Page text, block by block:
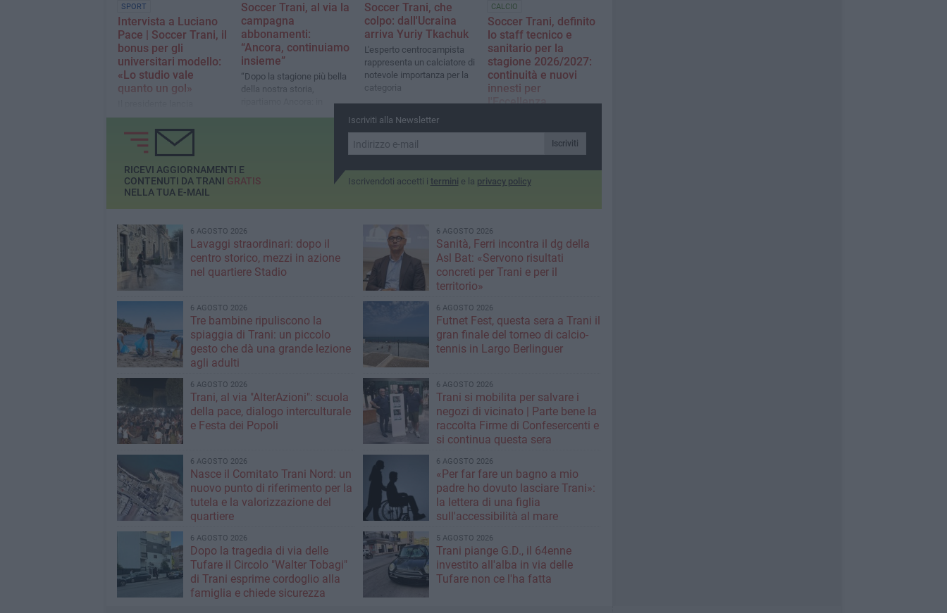
SPORT
Intervista a Luciano
Pace | Soccer Trani, il
bonus per gli
universitari modello:
«Lo studio vale
quanto un gol»
un'iniziativa interessante:
premio agli atleti che
superano gli esami
universitari con almeno 29.
«Il sogno del calcio non
deve far perdere di vista il
futuro»
Soccer Trani, al via la
campagna
abbonamenti:
“Ancora, continuiamo
insieme”
“Dopo la stagione più bella
della nostra storia,
Soccer Trani, che
colpo: dall'Ucraina
arriva Yuriy Tkachuk
L'esperto centrocampista
rappresenta un calciatore di
notevole importanza per la
categoria
CALCIO
Soccer Trani, definito
lo staff tecnico e
sanitario per la
stagione 2026/2027:
continuità e nuovi
innesti per
l'Eccellenza
Fabio Moscelli dopo la
storica doppietta
Campionato-Coppa Italia.
L'ex bomber Massimo Fumai
sarà il vice allenatore nel
Iscriviti alla Newsletter
Iscriviti
Iscrivendoti accetti i termini e la privacy policy
RICEVI AGGIORNAMENTI E
CONTENUTI DA TRANI GRATIS
NELLA TUA E-MAIL
6 AGOSTO 2026
Lavaggi straordinari: dopo il
centro storico, mezzi in azione
nel quartiere Stadio
6 AGOSTO 2026
Sanità, Ferri incontra il dg della
Asl Bat: «Servono risultati
concreti per Trani e per il
territorio»
6 AGOSTO 2026
Tre bambine ripuliscono la
spiaggia di Trani: un piccolo
gesto che dà una grande lezione
agli adulti
6 AGOSTO 2026
Futnet Fest, questa sera a Trani il
gran finale del torneo di calcio-
tennis in Largo Berlinguer
6 AGOSTO 2026
Trani, al via "AlterAzioni": scuola
della pace, dialogo interculturale
e Festa dei Popoli
6 AGOSTO 2026
Trani si mobilita per salvare i
negozi di vicinato | Parte bene la
raccolta Firme di Confesercenti e
si continua questa sera
6 AGOSTO 2026
Nasce il Comitato Trani Nord: un
nuovo punto di riferimento per la
tutela e la valorizzazione del
quartiere
6 AGOSTO 2026
«Per far fare un bagno a mio
padre ho dovuto lasciare Trani»:
la lettera di una figlia
sull'accessibilità al mare
6 AGOSTO 2026
Dopo la tragedia di via delle
Tufare il Circolo "Walter Tobagi"
di Trani esprime cordoglio alla
famiglia e chiede sicurezza
5 AGOSTO 2026
Trani piange G.D., il 64enne
investito all'alba in via delle
Tufare non ce l'ha fatta